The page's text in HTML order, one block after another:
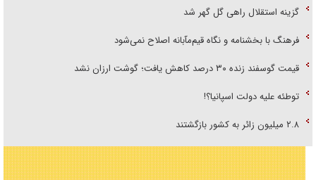
گزینه استقلال راهی گل گهر شد
فرهنگ با بخشنامه و نگاه قیم‌مآبانه اصلاح نمی‌شود
قیمت گوسفند زنده ۳۰ درصد کاهش یافت؛ گوشت ارزان نشد
توطئه علیه دولت اسپانیا؟!
۲.۸ میلیون زائر به کشور بازگشتند